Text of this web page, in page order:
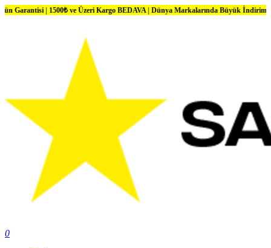
1500₺ ve Üzeri Kargo BEDAVA | Dünya Markalarında Büyük İndirimler
0